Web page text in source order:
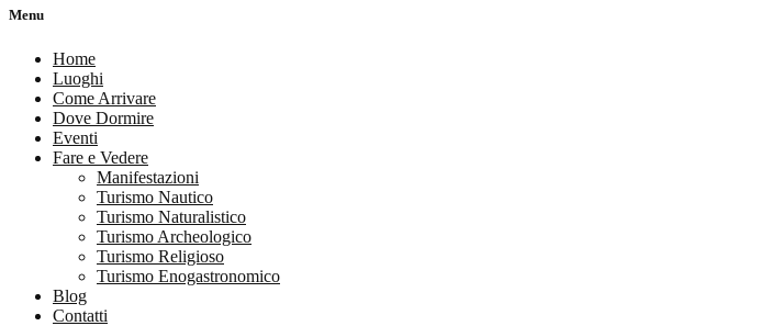
Menu
Home
Luoghi
Come Arrivare
Dove Dormire
Eventi
Fare e Vedere
Manifestazioni
Turismo Nautico
Turismo Naturalistico
Turismo Archeologico
Turismo Religioso
Turismo Enogastronomico
Blog
Contatti